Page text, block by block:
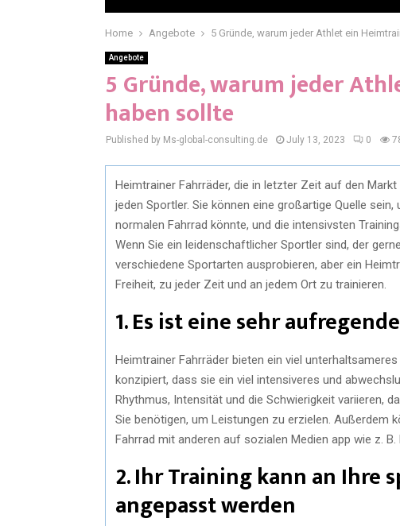
Home Angebote 5 Gründe, warum jeder Athlet ein
Angebote
5 Gründe, warum jeder
haben sollte
Published by Ms-global-consulting.de July 13, 2023 0
Heimtrainer Fahrräder, die in letzter Zeit auf den
jeden Sportler. Sie können eine großartige Quelle
normalen Fahrrad könnte, und die intensivsten
Wenn Sie ein leidenschaftlicher Sportler sind, der
verschiedene Sportarten ausprobieren, aber ein
Freiheit, zu jeder Zeit und an jedem Ort zu trainieren.
1. Es ist eine sehr
Heimtrainer Fahrräder bieten ein viel
konzipiert, dass sie ein viel intensiveres und
Rhythmus, Intensität und die Schwierigkeit variieren,
Sie benötigen, um Leistungen zu erzielen. Außerdem
Fahrrad mit anderen auf sozialen Medien app wie z. B.
2. Ihr Training kann an Ihre
angepasst werden